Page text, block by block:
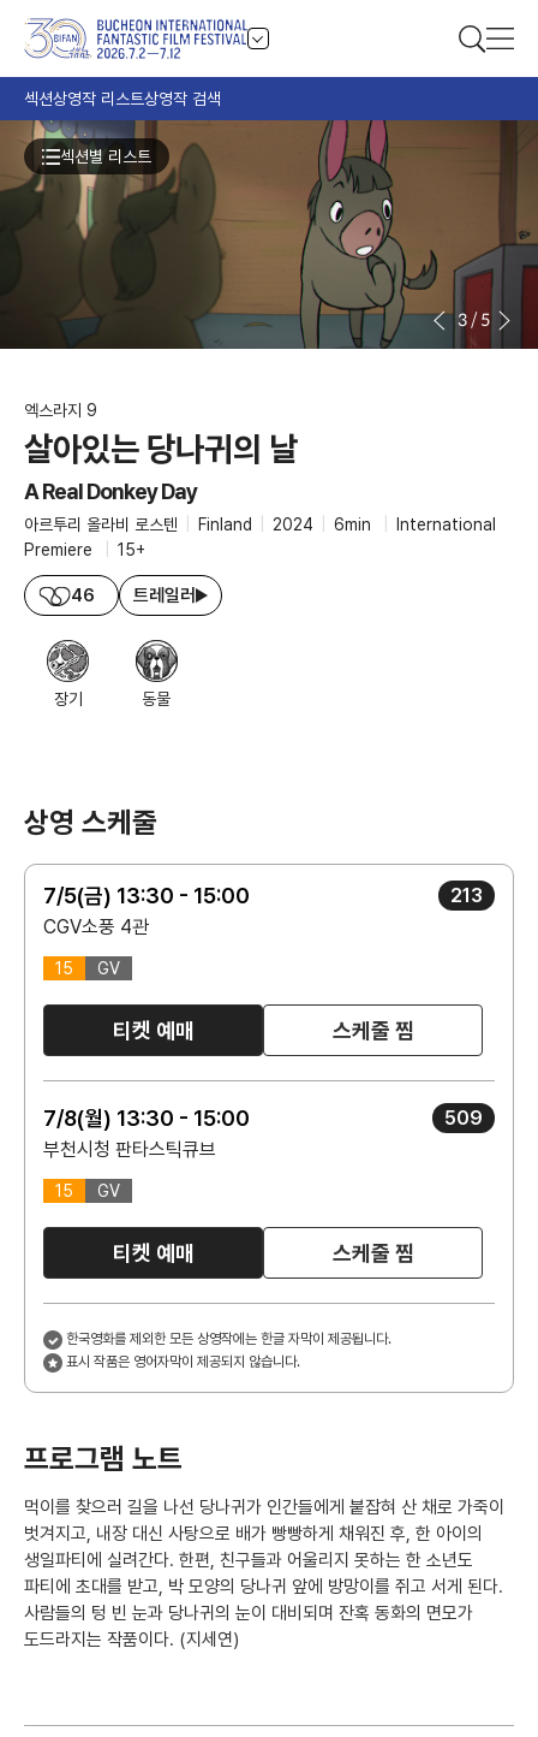
섹션상영작 리스트상영작 검색
3/5
엑스라지 9
살아있는 당나귀의 날
A Real Donkey Day
아르투리 올라비 로스텐 Finland 2024 6min
International
Premiere
15+
46 트레일러
섹션별 리스트
장기 동물
상영 스케줄
7/5(금) 13:30 - 15:00
213
CGV소풍 4관
15 GV
티켓 예매 스케줄 찜
7/8(월) 13:30 - 15:00
509
부천시청 판타스틱큐브
15 GV
티켓 예매 스케줄 찜
한국영화를 제외한 모든 상영작에는 한글 자막이 제공됩니다.
표시 작품은 영어자막이 제공되지 않습니다.
프로그램 노트
먹이를 찾으러 길을 나선 당나귀가 인간들에게 붙잡혀 산 채로 가죽이
벗겨지고, 내장 대신 사탕으로 배가 빵빵하게 채워진 후, 한 아이의
생일파티에 실려간다. 한편, 친구들과 어울리지 못하는 한 소년도
파티에 초대를 받고, 박 모양의 당나귀 앞에 방망이를 쥐고 서게 된다.
사람들의 텅 빈 눈과 당나귀의 눈이 대비되며 잔혹 동화의 면모가
도드라지는 작품이다. (지세연)